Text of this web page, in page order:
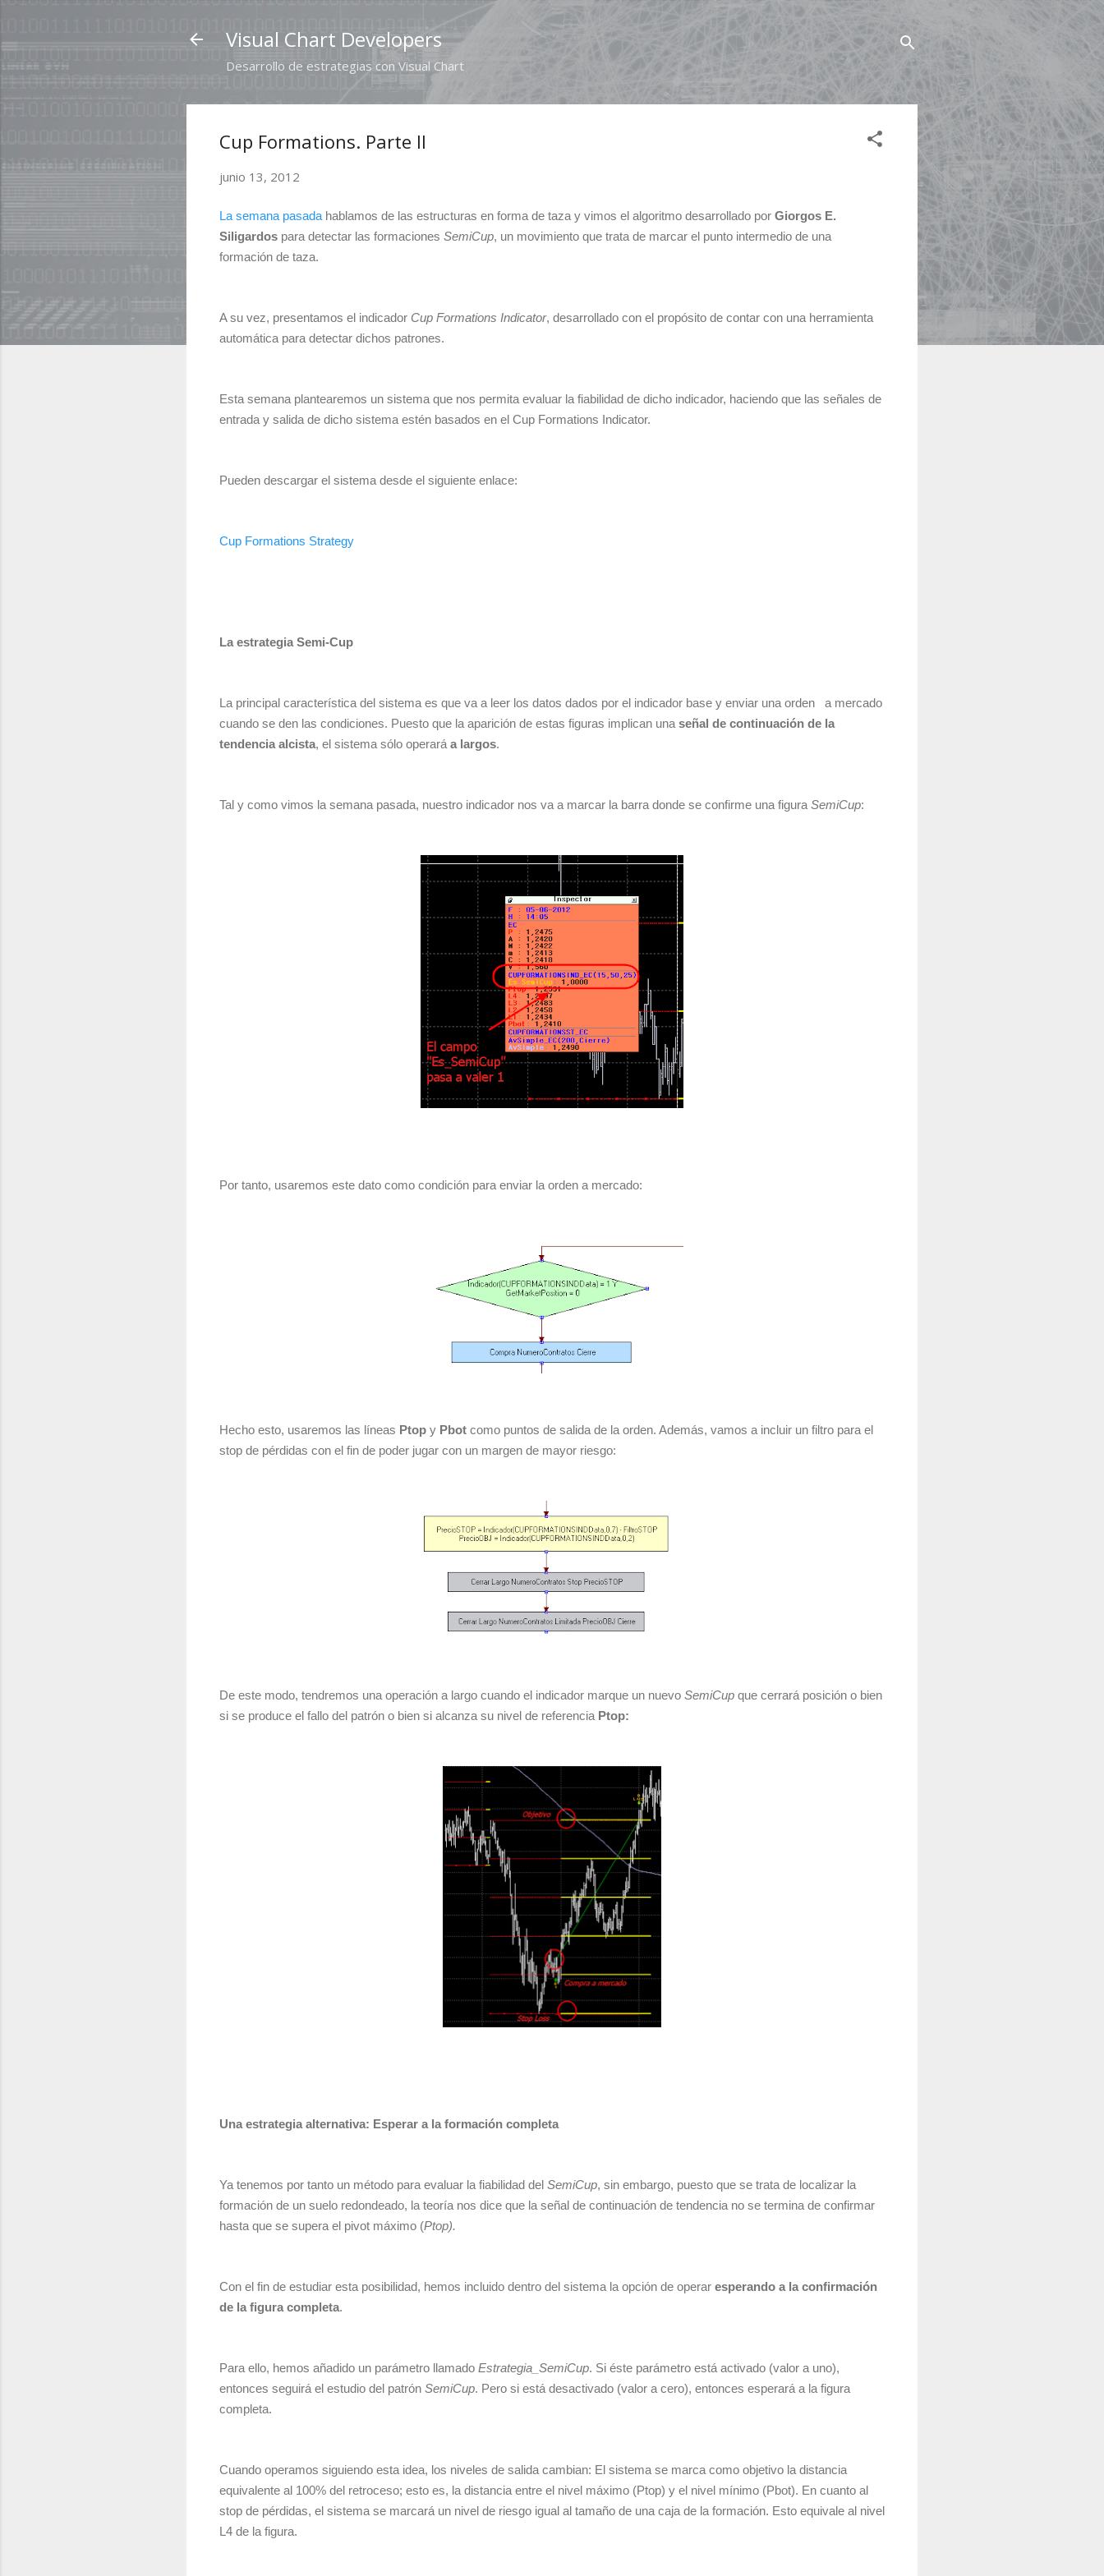
Ir al contenido principal
Visual Chart Developers
Desarrollo de estrategias con Visual Chart
Cup Formations. Parte II
junio 13, 2012
La semana pasada hablamos de las estructuras en forma de taza y vimos el algoritmo desarrollado por Giorgos E.
Siligardos para detectar las formaciones SemiCup, un movimiento que trata de marcar el punto intermedio de una
formación de taza.
A su vez, presentamos el indicador Cup Formations Indicator, desarrollado con el propósito de contar con una herramienta
automática para detectar dichos patrones.
Esta semana plantearemos un sistema que nos permita evaluar la fiabilidad de dicho indicador, haciendo que las señales de
entrada y salida de dicho sistema estén basados en el Cup Formations Indicator.
Pueden descargar el sistema desde el siguiente enlace:
Cup Formations Strategy
La estrategia Semi-Cup
La principal característica del sistema es que va a leer los datos dados por el indicador base y enviar una orden a mercado
cuando se den las condiciones. Puesto que la aparición de estas figuras implican una señal de continuación de la
tendencia alcista, el sistema sólo operará a largos.
Tal y como vimos la semana pasada, nuestro indicador nos va a marcar la barra donde se confirme una figura SemiCup:
Por tanto, usaremos este dato como condición para enviar la orden a mercado:
Hecho esto, usaremos las líneas Ptop y Pbot como puntos de salida de la orden. Además, vamos a incluir un filtro para el
stop de pérdidas con el fin de poder jugar con un margen de mayor riesgo:
De este modo, tendremos una operación a largo cuando el indicador marque un nuevo SemiCup que cerrará posición o bien
si se produce el fallo del patrón o bien si alcanza su nivel de referencia Ptop:
Una estrategia alternativa: Esperar a la formación completa
Ya tenemos por tanto un método para evaluar la fiabilidad del SemiCup, sin embargo, puesto que se trata de localizar la
formación de un suelo redondeado, la teoría nos dice que la señal de continuación de tendencia no se termina de confirmar
hasta que se supera el pivot máximo (Ptop).
Con el fin de estudiar esta posibilidad, hemos incluido dentro del sistema la opción de operar esperando a la confirmación
de la figura completa.
Para ello, hemos añadido un parámetro llamado Estrategia_SemiCup. Si éste parámetro está activado (valor a uno),
entonces seguirá el estudio del patrón SemiCup. Pero si está desactivado (valor a cero), entonces esperará a la figura
completa.
Cuando operamos siguiendo esta idea, los niveles de salida cambian: El sistema se marca como objetivo la distancia
equivalente al 100% del retroceso; esto es, la distancia entre el nivel máximo (Ptop) y el nivel mínimo (Pbot). En cuanto al
stop de pérdidas, el sistema se marcará un nivel de riesgo igual al tamaño de una caja de la formación. Esto equivale al nivel
L4 de la figura.